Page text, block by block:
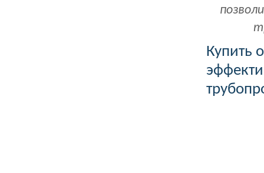
Купить